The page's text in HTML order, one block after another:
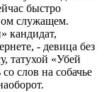
быстро
служащем.
кандидат,
- девица без
татухой «Убей
слов на собачье